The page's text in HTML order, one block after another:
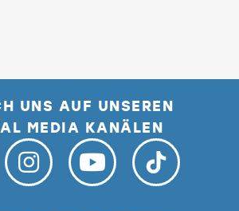
UNS AUF UNSEREN
MEDIA KANÄLEN